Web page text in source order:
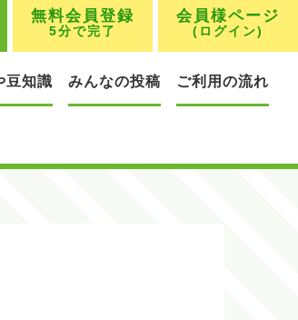
豆知識 みんなの投稿 ご利用の流れ
無料会員登録
5分で完了
会員様ページ
(ログイン)